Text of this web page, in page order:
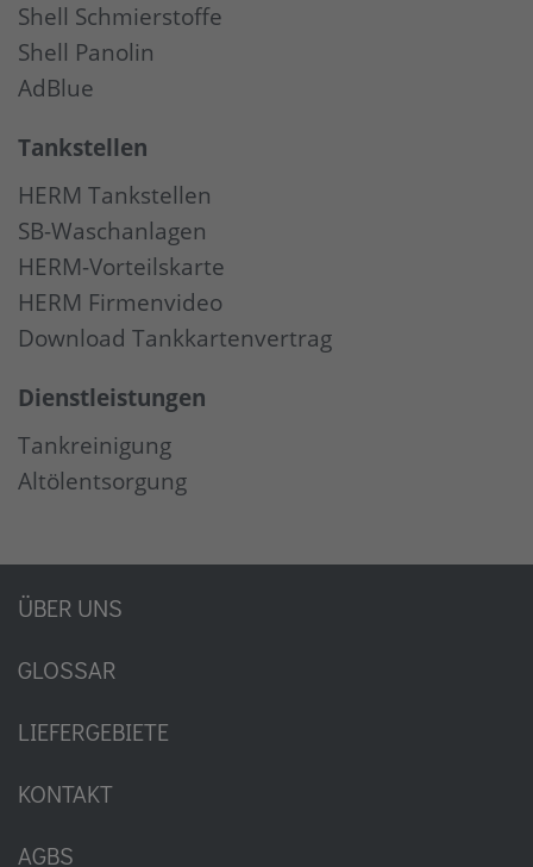
Shell Schmierstoffe
Shell Panolin
AdBlue
Tankstellen
HERM Tankstellen
SB-Waschanlagen
HERM-Vorteilskarte
HERM Firmenvideo
Download Tankkartenvertrag
Dienstleistungen
Tankreinigung
Altölentsorgung
ÜBER UNS
GLOSSAR
LIEFERGEBIETE
KONTAKT
AGBS